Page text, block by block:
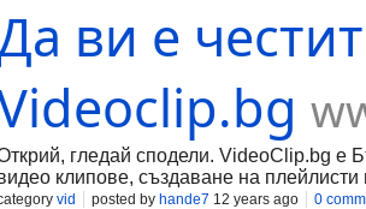
ви е
гледай сподели. VideoClip.bg е
клипове, създаване на плейлисти
vid posted by hande7 12 years ago 0